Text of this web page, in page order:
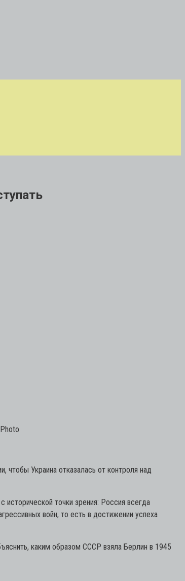
Украина отказалась от контроля над
исторической точки зрения: Россия всегда
войн, то есть в достижении успеха
каким образом СССР взяла Берлин в 1945